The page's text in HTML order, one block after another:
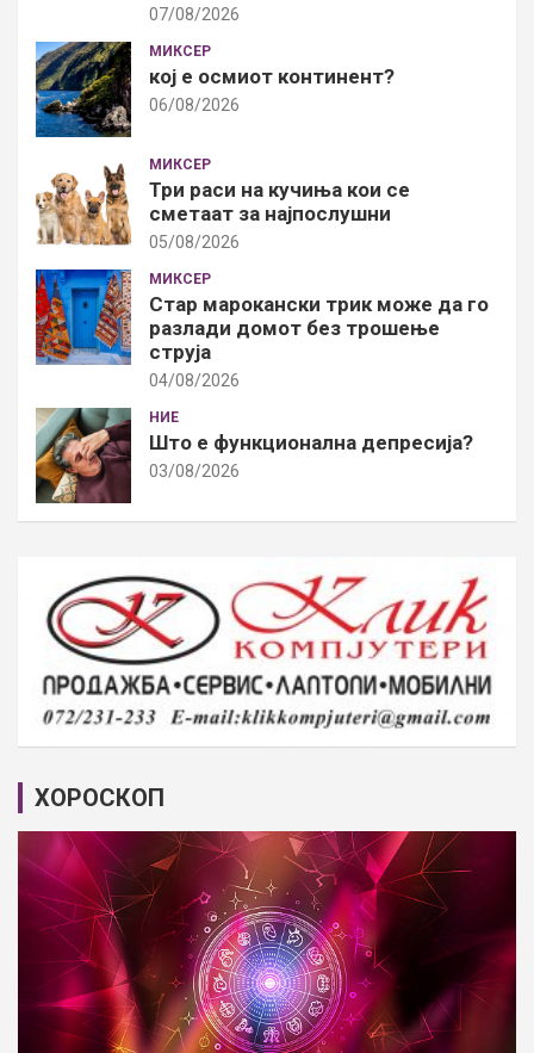
07/08/2026
МИКСЕР
кој е осмиот континент?
06/08/2026
МИКСЕР
Три раси на кучиња кои се
сметаат за најпослушни
05/08/2026
МИКСЕР
Стар марокански трик може да го
разлади домот без трошење
струја
04/08/2026
НИЕ
Што е функционална депресија?
03/08/2026
ХОРОСКОП